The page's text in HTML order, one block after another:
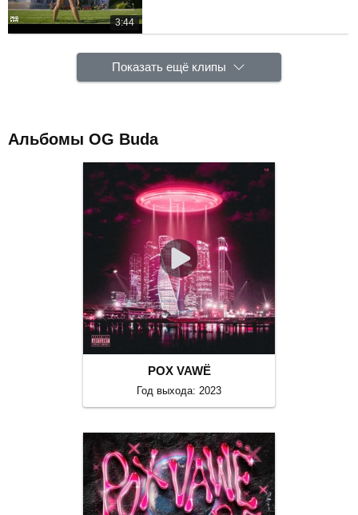
3:44
Показать ещё клипы
Альбомы OG Buda
POX VAWË
Год выхода: 2023